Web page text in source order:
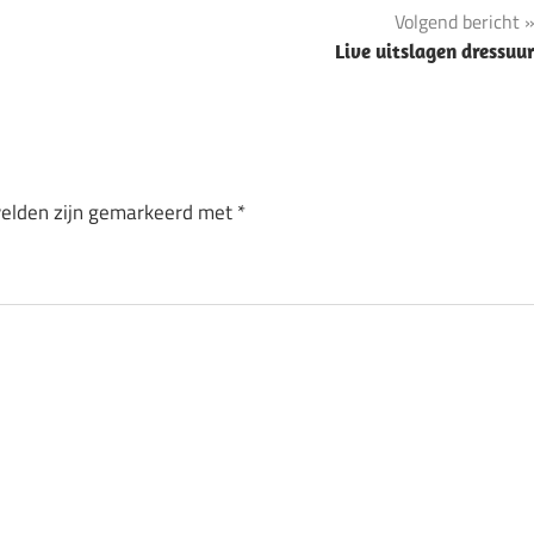
Volgend bericht
Live uitslagen dressuur
zijn gemarkeerd met*